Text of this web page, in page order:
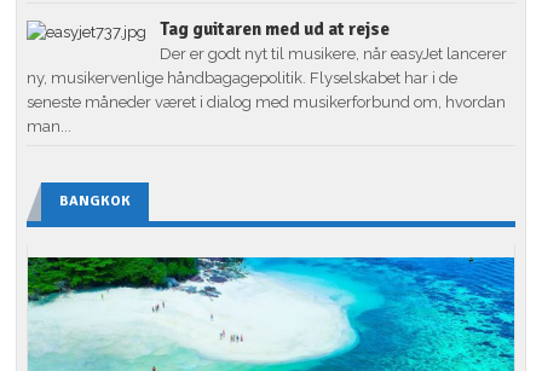
Tag guitaren med ud at rejse
Der er godt nyt til musikere, når easyJet lancerer
ny, musikervenlige håndbagagepolitik. Flyselskabet har i de
seneste måneder været i dialog med musikerforbund om, hvordan
man...
BANGKOK